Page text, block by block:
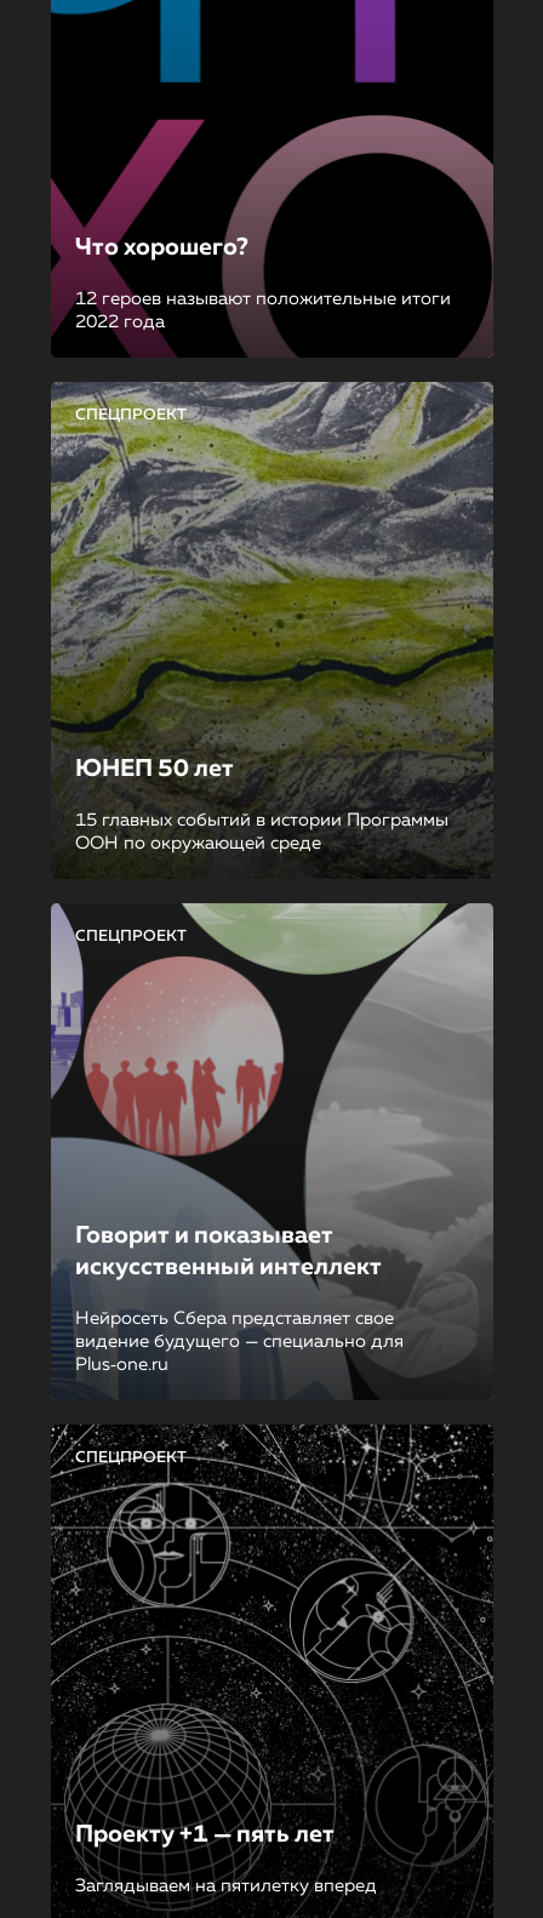
Что хорошего?
12 героев называют положительные итоги
2022 года
СПЕЦПРОЕКТ
ЮНЕП 50 лет
15 главных событий в истории Программы
ООН по окружающей среде
СПЕЦПРОЕКТ
Говорит и показывает
искусственный интеллект
Нейросеть Сбера представляет свое
видение будущего — специально для
Plus‑one.ru
СПЕЦПРОЕКТ
Проекту +1 — пять лет
Заглядываем на пятилетку вперед